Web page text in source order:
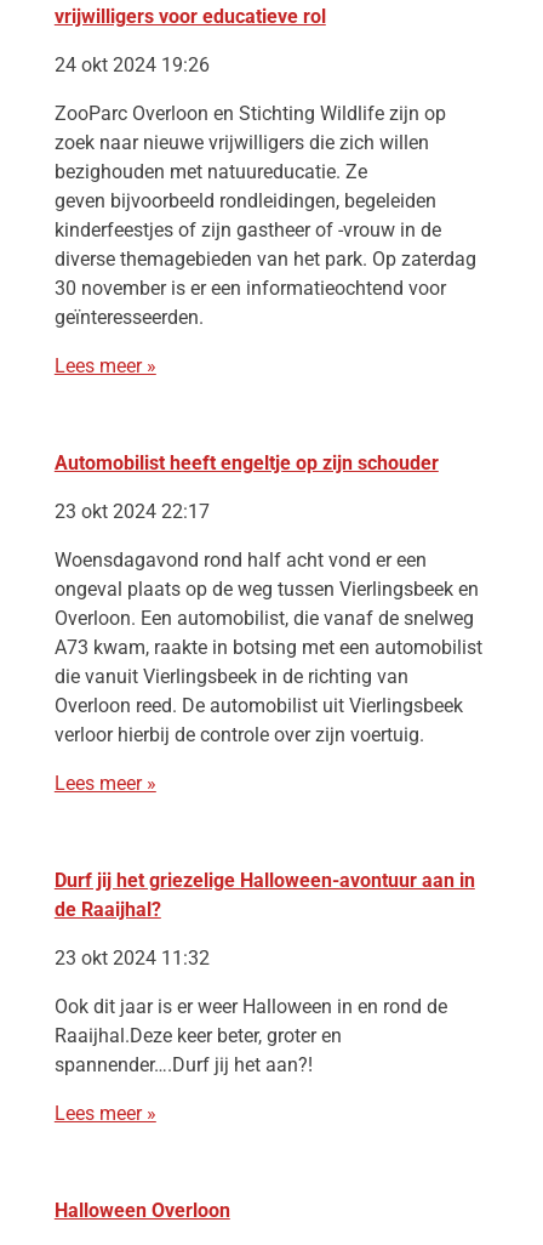
vrijwilligers voor educatieve rol
24 okt 2024 19:26
ZooParc Overloon en Stichting Wildlife zijn op
zoek naar nieuwe vrijwilligers die zich willen
bezighouden met natuureducatie. Ze
geven bijvoorbeeld rondleidingen, begeleiden
kinderfeestjes of zijn gastheer of -vrouw in de
diverse themagebieden van het park. Op zaterdag
30 november is er een informatieochtend voor
geïnteresseerden.
Lees meer »
Automobilist heeft engeltje op zijn schouder
23 okt 2024 22:17
Woensdagavond rond half acht vond er een
ongeval plaats op de weg tussen Vierlingsbeek en
Overloon. Een automobilist, die vanaf de snelweg
A73 kwam, raakte in botsing met een automobilist
die vanuit Vierlingsbeek in de richting van
Overloon reed. De automobilist uit Vierlingsbeek
verloor hierbij de controle over zijn voertuig.
Lees meer »
Durf jij het griezelige Halloween-avontuur aan in
de Raaijhal?
23 okt 2024 11:32
Ook dit jaar is er weer Halloween in en rond de
Raaijhal.Deze keer beter, groter en
spannender….Durf jij het aan?!
Lees meer »
Halloween Overloon